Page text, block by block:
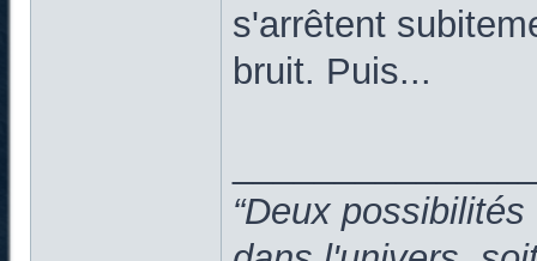
s'arrêtent
bruit. Puis...
“Deux